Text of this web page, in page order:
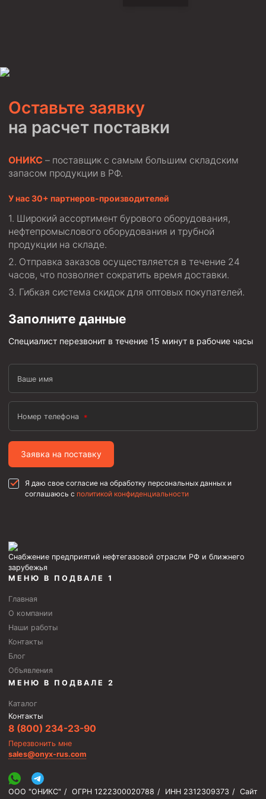
Муфта БТС 146
Муфта ОТТМ 245
Муфта ОТТМ 324
Муфта ОТТМ 178
Муфта ОТТМ 168
Муфта ОТТМ 114
Муфта ОТТГ 146
Муфта ОТТГ 127
Муфта ОТТГ 114
Буровое оборудование
Фонтанная и запорная арматура
Оборудование для трубопроводов и манифольдов
высокого давления
Задвижки буровые
Буровые насосы
Противовыбросовое оборудование
Элеваторы трубные
приготовления и очистки бурового раствора
Технологическая оснастка обсадных колонн
Патрубки цементировочные ПЦ
Краны шаровые КШЗ
Головки цементировочные универсальные
Устройство экранирующее для цементирования
Турбулизаторы типа ЦТ
Переводники
Кольца ограничительные ПЦ и ЦЦ
Клапаны обратные
Краны шаровые и пробковые
Муфты ступенчатого цементирования
Оставьте заявку
на расчет поставки
ОНИКС – поставщик с самым большим складским
запасом продукции в РФ.
У нас 30+ партнеров-производителей
Широкий ассортимент бурового оборудования,
нефтепромыслового оборудования и трубной
продукции на складе.
Отправка заказов осуществляется в течение 24
часов, что позволяет сократить время доставки.
Гибкая система скидок для оптовых покупателей.
Заполните данные
Специалист перезвонит в течение 15 минут в рабочие часы
Ваше имя
Номер телефона
Заявка на поставку
Я даю свое согласие на обработку персональных данных и
соглашаюсь с политикой конфиденциальности
Снабжение предприятий нефтегазовой отрасли РФ и ближнего
зарубежья
МЕНЮ В ПОДВАЛЕ 1
Главная
О компании
Наши работы
Контакты
Блог
Объявления
МЕНЮ В ПОДВАЛЕ 2
Каталог
Контакты
8 (800) 234-23-90
Перезвонить мне
sales@onyx-rus.com
ООО "ОНИКС" / ОГРН 1222300020788 / ИНН 2312309373 / Сайт